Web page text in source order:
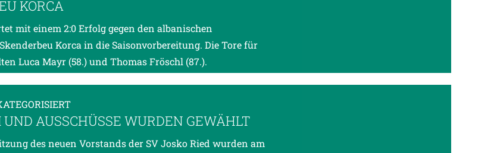
KORCA
mit einem 2:0 Erfolg gegen den albanischen
Korca in die Saisonvorbereitung. Die Tore für
Luca Mayr (58.) und Thomas Fröschl (87.).
AUSSCHÜSSE WURDEN GEWÄHLT
des neuen Vorstands der SV Josko Ried wurden am